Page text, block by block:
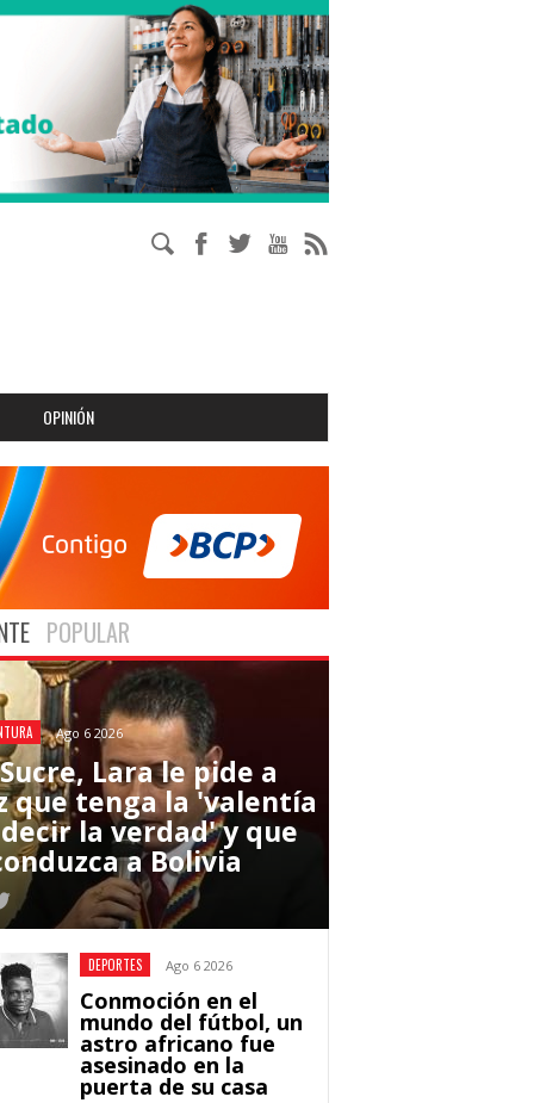
OPINIÓN
POPULAR
Ago 6 2026
Lara le pide a
que tenga la 'valentía
la verdad' y que
a Bolivia
DEPORTES Ago 6 2026
Conmoción en el
mundo del fútbol, un
astro africano fue
asesinado en la
puerta de su casa